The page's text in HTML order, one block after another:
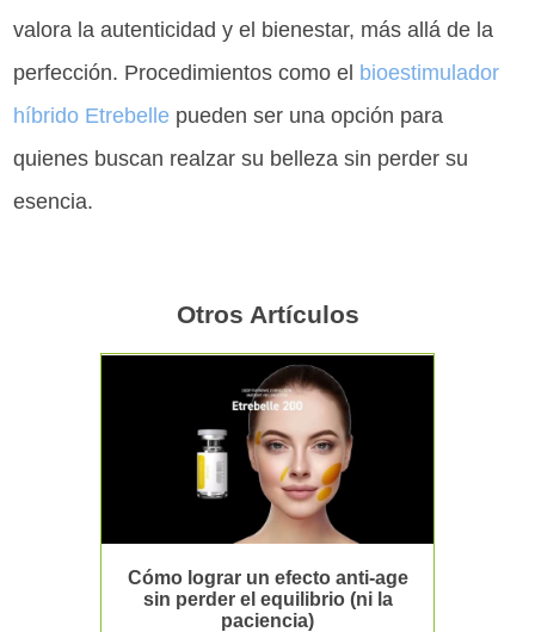
valora la autenticidad y el bienestar, más allá de la
perfección. Procedimientos como el bioestimulador
híbrido Etrebelle pueden ser una opción para
quienes buscan realzar su belleza sin perder su
esencia.
Otros Artículos
Cómo lograr un efecto anti-age
sin perder el equilibrio (ni la
paciencia)